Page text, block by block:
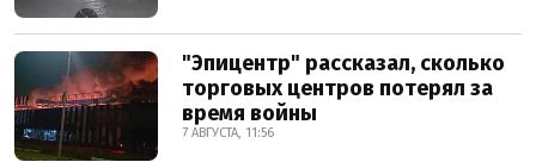
"Эпицентр" рассказал, сколько
торговых центров потерял за
время войны
7 АВГУСТА, 11:56